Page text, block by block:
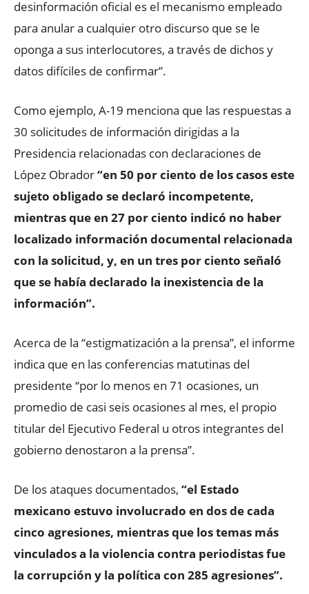
desinformación oficial es el mecanismo empleado
para anular a cualquier otro discurso que se le
oponga a sus interlocutores, a través de dichos y
datos difíciles de confirmar”.
Como ejemplo, A-19 menciona que las respuestas a
30 solicitudes de información dirigidas a la
Presidencia relacionadas con declaraciones de
López Obrador“en 50 por ciento de los casos este
sujeto obligado se declaró incompetente,
mientras que en 27 por ciento indicó no haber
localizado información documental relacionada
con la solicitud, y, en un tres por ciento señaló
que se había declarado la inexistencia de la
información”.
Acerca de la “estigmatización a la prensa”, el informe
indica que en las conferencias matutinas del
presidente “por lo menos en 71 ocasiones, un
promedio de casi seis ocasiones al mes, el propio
titular del Ejecutivo Federal u otros integrantes del
gobierno denostaron a la prensa”.
De los ataques documentados, “el Estado
mexicano estuvo involucrado en dos de cada
cinco agresiones, mientras que los temas más
vinculados a la violencia contra periodistas fue
la corrupción y la política con 285 agresiones”.